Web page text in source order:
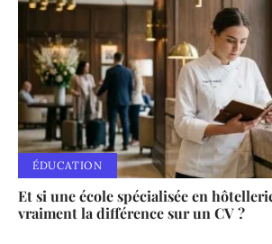
ÉDUCATION
Et si une école spécialisée en
vraiment la différence sur un CV ?